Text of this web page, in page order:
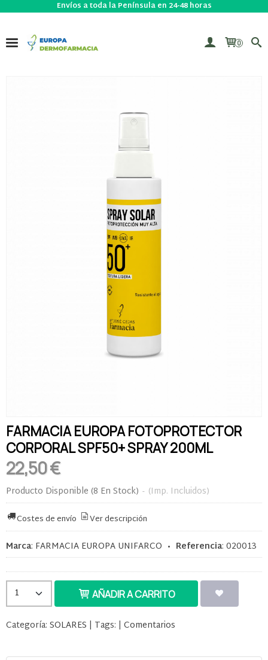
Envíos a toda la Península en 24-48 horas
0
FARMACIA EUROPA FOTOPROTECTOR
CORPORAL SPF50+ SPRAY 200ML
22,50 €
Producto Disponible (8 En Stock) - (Imp. Incluidos)
Costes de envío Ver descripción
Marca: FARMACIA EUROPA UNIFARCO • Referencia: 020013
AÑADIR A CARRITO
Categoría: SOLARES | Tags: | Comentarios